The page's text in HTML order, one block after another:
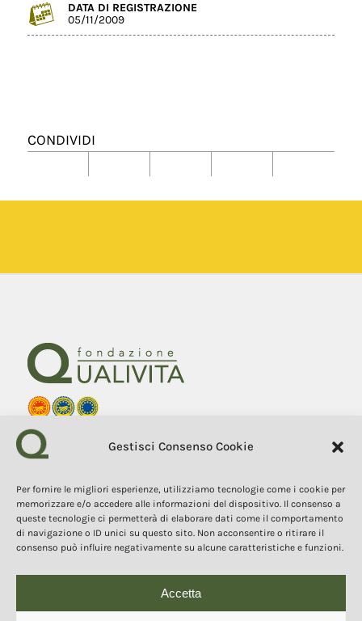
Gestisci Consenso Cookie
Per fornire le migliori esperienze, utilizziamo tecnologie come i cookie per
memorizzare e/o accedere alle informazioni del dispositivo. Il consenso a
queste tecnologie ci permetterà di elaborare dati come il comportamento
di navigazione o ID unici su questo sito. Non acconsentire o ritirare il
consenso può influire negativamente su alcune caratteristiche e funzioni.
Accetta
DATA DI REGISTRAZIONE
05/11/2009
CONDIVIDI
Fondazione Qualivita
Sede Via Fontebranda 69
COPYRIGHT 2025
I contenuti, i testi e le immagini di questo sito web sono di
proprietà della Fondazione Qualivita e sono protetti dal diritto
d’autore e dalla normativa sulla proprietà intellettuale. È vietata la
qualsiasi forma, dei contenuti e delle immagini senza espressa